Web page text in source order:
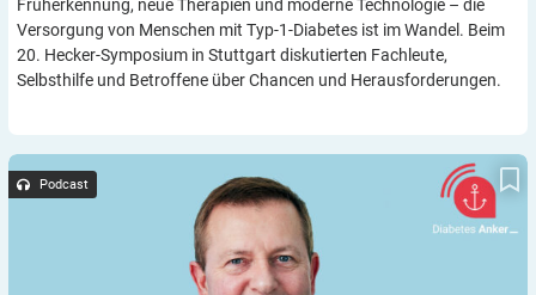
Früherkennung, neue Therapien und moderne Technologie – die
Versorgung von Menschen mit Typ-1-Diabetes ist im Wandel. Beim
20. Hecker-Symposium in Stuttgart diskutierten Fachleute,
Selbsthilfe und Betroffene über Chancen und Herausforderungen.
Diabetes-Anker-Podcast: Was leisten Abnehmspritzen und
worauf muss bei der Therapie geachtet werden, Herr Prof. Forst?
Podcast